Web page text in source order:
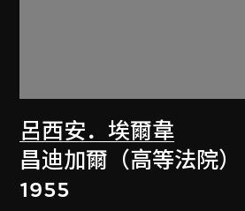
呂西安．埃爾韋
昌迪加爾（高等法院）
1955